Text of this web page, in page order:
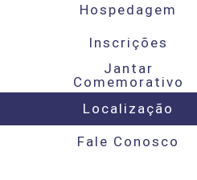
Hospedagem
Inscrições
Jantar
Comemorativo
Localização
Fale Conosco